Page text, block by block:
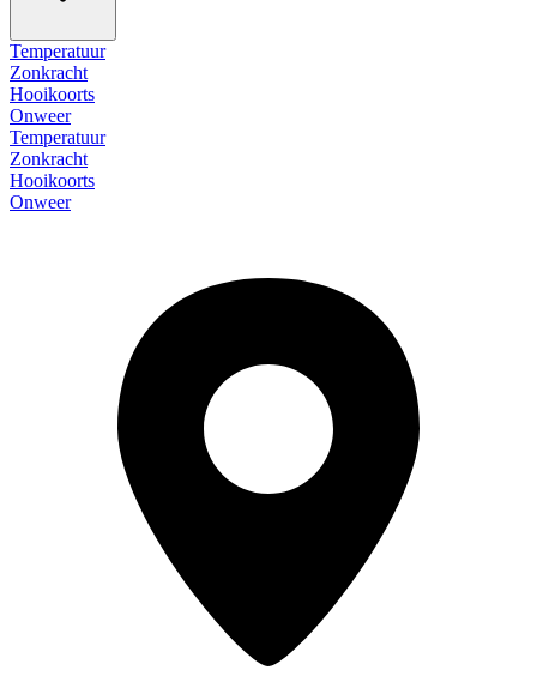
Temperatuur
Zonkracht
Hooikoorts
Onweer
Temperatuur
Zonkracht
Hooikoorts
Onweer